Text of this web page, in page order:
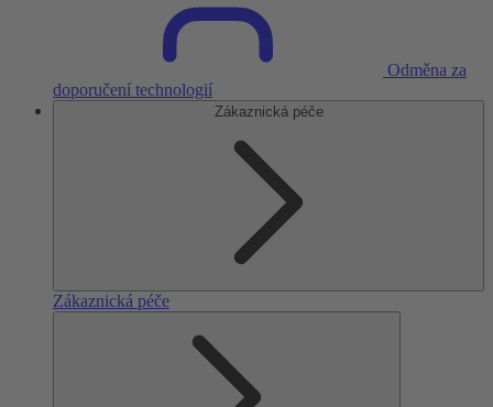
Odměna za
doporučení technologií
Zákaznická péče
Zákaznická péče